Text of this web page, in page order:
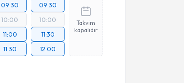
09:30
10:00
11:00
11:30
09:30
10:00
11:30
12:00
Takvim
kapalıdır